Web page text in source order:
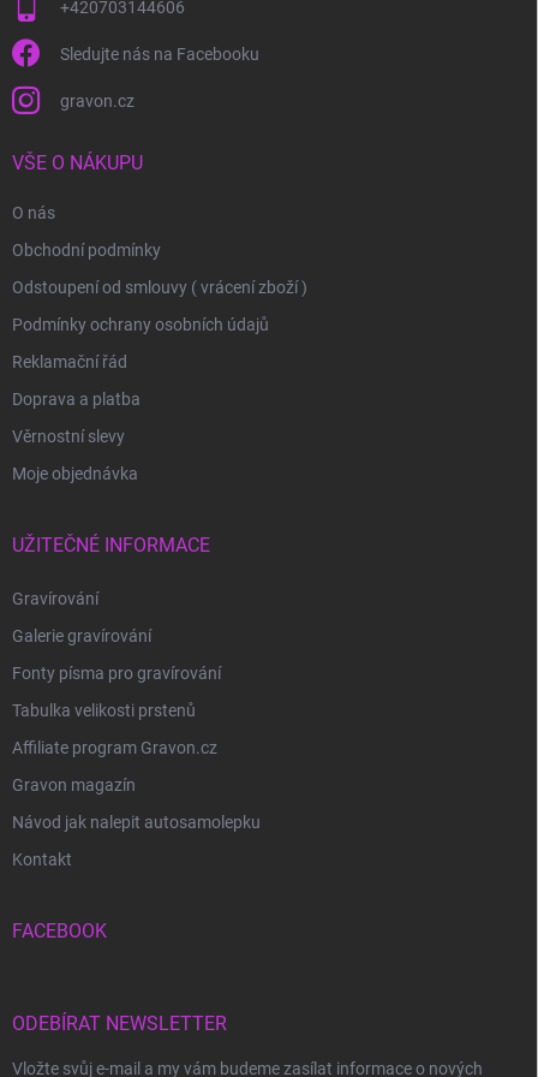
+420703144606
Sledujte nás na Facebooku
gravon.cz
VŠE O NÁKUPU
O nás
Obchodní podmínky
Odstoupení od smlouvy ( vrácení zboží )
Podmínky ochrany osobních údajů
Reklamační řád
Doprava a platba
Věrnostní slevy
Moje objednávka
UŽITEČNÉ INFORMACE
Gravírování
Galerie gravírování
Fonty písma pro gravírování
Tabulka velikosti prstenů
Affiliate program Gravon.cz
Gravon magazín
Návod jak nalepit autosamolepku
Kontakt
FACEBOOK
ODEBÍRAT NEWSLETTER
Vložte svůj e-mail a my vám budeme zasílat informace o nových